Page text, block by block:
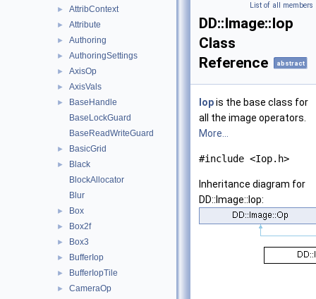
► AttribContext
► Attribute
► Authoring
► AuthoringSettings
► AxisOp
► AxisVals
►
BaseHandle
BaseLockGuard
BaseReadWriteGuard
► BasicGrid
►
Black
BlockAllocator
Blur
► Box
► Box2f
► Box3
► BufferIop
► BufferIopTile
► CameraOp
List of all members
DD::Image::Iop
Class
Reference
abstract
Iopis the base class for
all the image operators.
More...
#include <Iop.h>
Inheritance diagram for
DD::Image::Iop: